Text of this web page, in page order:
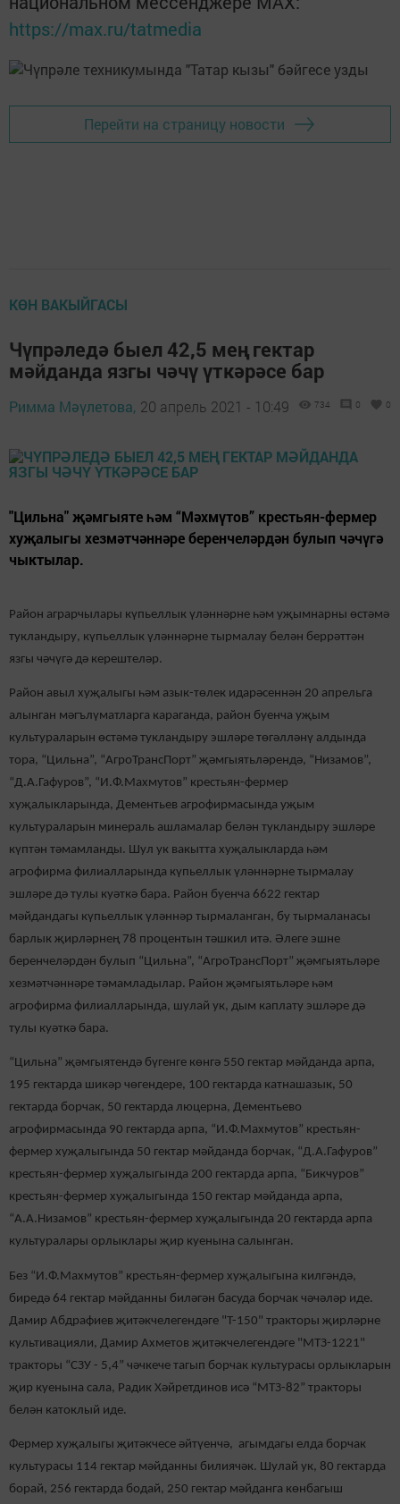
https://max.ru/tatmedia
Перейти на страницу новости
КӨН ВАКЫЙГАСЫ
Чүпрәледә быел 42,5 мең гектар
мәйданда язгы чәчү үткәрәсе бар
Римма Мәүлетова, 20 апрель 2021 - 10:49 734 0 0
"Цильна" җәмгыяте һәм “Мәхмүтов” крестьян-фермер
хуҗалыгы хезмәтчәннәре беренчеләрдән булып чәчүгә
чыктылар.
Район аграрчылары күпьеллык үләннәрне һәм уҗымнарны өстәмә
тукландыру, күпьеллык үләннәрне тырмалау белән беррәттән
язгы чәчүгә дә керештеләр.
Район авыл хуҗалыгы һәм азык-төлек идарәсеннән 20 апрельга
алынган мәгълүматларга караганда, район буенча уҗым
культураларын өстәмә тукландыру эшләре төгәлләнү алдында
тора, “Цильна”, “АгроТрансПорт” җәмгыятьләрендә, “Низамов”,
“Д.А.Гафуров”, “И.Ф.Махмутов” крестьян-фермер
хуҗалыкларында, Дементьев агрофирмасында уҗым
культураларын минераль ашламалар белән тукландыру эшләре
күптән тәмамланды. Шул ук вакытта хуҗалыкларда һәм
агрофирма филиалларында күпьеллык үләннәрне тырмалау
эшләре дә тулы куәткә бара. Район буенча 6622 гектар
мәйдандагы күпьеллык үләннәр тырмаланган, бу тырмаланасы
барлык җирләрнең 78 процентын тәшкил итә. Әлеге эшне
беренчеләрдән булып “Цильна”, “АгроТрансПорт” җәмгыятьләре
хезмәтчәннәре тәмамладылар. Район җәмгыятьләре һәм
агрофирма филиалларында, шулай ук, дым каплату эшләре дә
тулы куәткә бара.
“Цильна” җәмгыятендә бүгенге көнгә 550 гектар мәйданда арпа,
195 гектарда шикәр чөгендере, 100 гектарда катнашазык, 50
гектарда борчак, 50 гектарда люцерна, Дементьево
агрофирмасында 90 гектарда арпа, “И.Ф.Махмутов” крестьян-
фермер хуҗалыгында 50 гектар мәйданда борчак, “Д.А.Гафуров”
крестьян-фермер хуҗалыгында 200 гектарда арпа, “Бикчуров”
крестьян-фермер хуҗалыгында 150 гектар мәйданда арпа,
“А.А.Низамов” крестьян-фермер хуҗалыгында 20 гектарда арпа
культуралары орлыклары җир куенына салынган.
Без “И.Ф.Махмутов” крестьян-фермер хуҗалыгына килгәндә,
биредә 64 гектар мәйданны биләгән басуда борчак чәчәләр иде.
Дамир Абдрафиев җитәкчелегендәге "Т-150" тракторы җирләрне
культивацияли, Дамир Ахметов җитәкчелегендәге "МТЗ-1221"
тракторы “СЗУ - 5,4” чәчкече тагып борчак культурасы орлыкларын
җир куенына сала, Радик Хәйретдинов исә “МТЗ-82” тракторы
белән катоклый иде.
Фермер хуҗалыгы җитәкчесе әйтүенчә, агымдагы елда борчак
культурасы 114 гектар мәйданны билиячәк. Шулай ук, 80 гектарда
борай, 256 гектарда бодай, 250 гектар мәйданга көнбагыш